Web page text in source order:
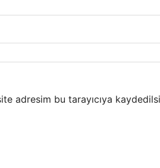
adresim bu tarayıcıya